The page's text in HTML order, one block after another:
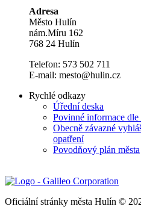
Adresa
Město Hulín
nám.Míru 162
768 24 Hulín
Telefon: 573 502 711
E-mail: mesto@hulin.cz
Rychlé odkazy
Úřední deska
Povinné informace dle
Obecně závazné
opatření
Povodňový plán města
Oficiální stránky města Hulín ©